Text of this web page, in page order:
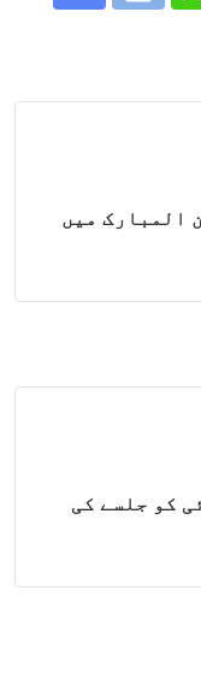
Whatsapp
Print
المبارک میں
کو جلسے کی